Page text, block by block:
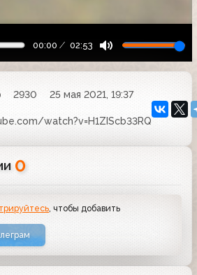
00:00 02:53
2930
25 мая 2021, 19:37
watch?v=H1ZIScb33RQ
0
, чтобы добавить